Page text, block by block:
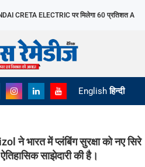
CRETA ELECTRIC पर मिलेगा 60 प्रतिशत
English हिन्दी
भारत में प्लंबिंग सुरक्षा को नए सिरे
साझेदारी की है।